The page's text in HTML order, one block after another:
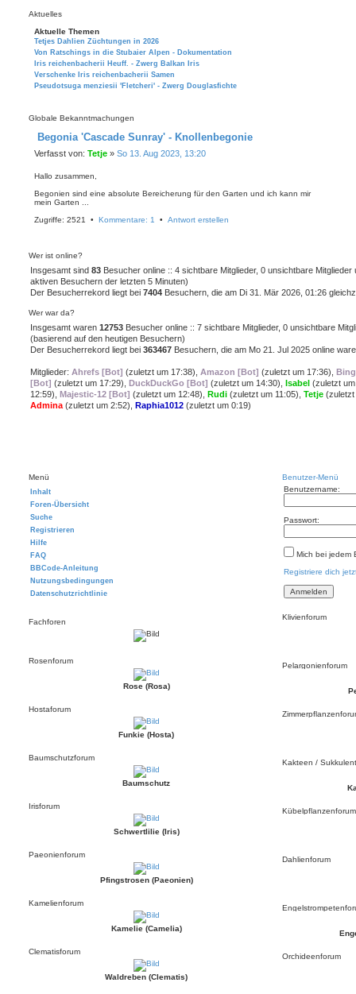
Aktuelles
Aktuelle Themen
Tetjes Dahlien Züchtungen in 2026
Von Ratschings in die Stubaier Alpen - Dokumentation
Iris reichenbacherii Heuff. - Zwerg Balkan Iris
Verschenke Iris reichenbacherii Samen
Pseudotsuga menziesii 'Fletcheri' - Zwerg Douglasfichte
Globale Bekanntmachungen
e
t
r
a
g
Begonia 'Cascade Sunray' - Knollenbegonie
Verfasst von: Tetje » So 13. Aug 2023, 13:20
Hallo zusammen,
Begonien sind eine absolute Bereicherung für den Garten und ich kann mir
mein Garten ...
Zugriffe: 2521 • Kommentare: 1 • Antwort erstellen
Wer ist online?
Insgesamt sind 83 Besucher online :: 4 sichtbare Mitglieder, 0 unsichtbare
aktiven Besuchern der letzten 5 Minuten)
Der Besucherrekord liegt bei 7404 Besuchern, die am Di 31. Mär 2026, 01:26
Wer war da?
Insgesamt waren 12753 Besucher online :: 7 sichtbare Mitglieder, 0 unsichtbare
(basierend auf den heutigen Besuchern)
Der Besucherrekord liegt bei 363467 Besuchern, die am Mo 21. Jul 2025 online
Mitglieder: Ahrefs [Bot] (zuletzt um 17:38), Amazon [Bot] (zuletzt um 17:36),
[Bot] (zuletzt um 17:29), DuckDuckGo [Bot] (zuletzt um 14:30), Isabel (zuletzt
12:59), Majestic-12 [Bot] (zuletzt um 12:48), Rudi (zuletzt um 11:05), Tetje (zuletzt
Admina (zuletzt um 2:52), Raphia1012 (zuletzt um 0:19)
Menü
Inhalt
Foren-Übersicht
Suche
Registrieren
Hilfe
FAQ
BBCode-Anleitung
Nutzungsbedingungen
Datenschutzrichtlinie
Fachforen
Rosenforum
Rose (Rosa)
Hostaforum
Funkie (Hosta)
Baumschutzforum
Baumschutz
Irisforum
Schwertlilie (Iris)
Paeonienforum
Pfingstrosen (Paeonien)
Kamelienforum
Kamelie (Camelia)
Clematisforum
Waldreben (Clematis)
Benutzer-Menü
Benutzername:
Passwort:
Mich bei jedem
Registriere dich
Klivienforum
Pelargonienforum
Kakteen /
Kübelpflanzenforum
Dahlienforum
Orchideenforum